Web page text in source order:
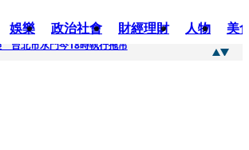
娛樂 政治社會 財經理財 人物 美
台北市水門今18時執行拖吊